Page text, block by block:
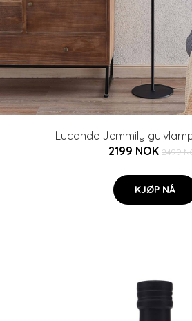
Lucande Jemmily
2199 NOK 2499
KJØP NÅ